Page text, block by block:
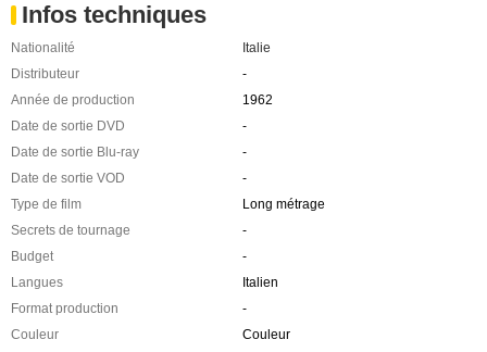
Infos techniques
Nationalité
Italie
Distributeur
-
Année de production
1962
Date de sortie DVD
-
Date de sortie Blu-ray
-
Date de sortie VOD
-
Type de film
Long métrage
Secrets de tournage
-
Budget
-
Langues
Italien
Format production
-
Couleur
Couleur